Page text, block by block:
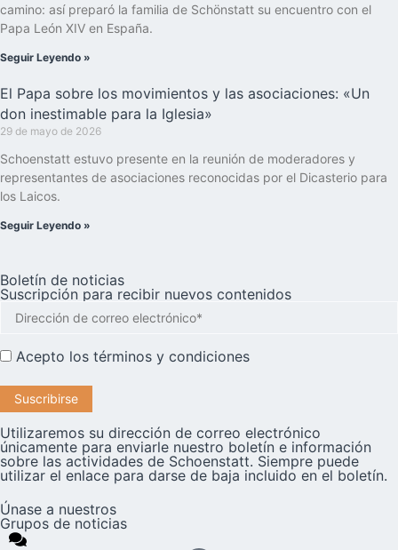
camino: así preparó la familia de Schönstatt su encuentro con el
Papa León XIV en España.
Seguir Leyendo »
El Papa sobre los movimientos y las asociaciones: «Un
don inestimable para la Iglesia»
29 de mayo de 2026
Schoenstatt estuvo presente en la reunión de moderadores y
representantes de asociaciones reconocidas por el Dicasterio para
los Laicos.
Seguir Leyendo »
Boletín de noticias
Suscripción para recibir nuevos contenidos
Acepto los términos y condiciones
Utilizaremos su dirección de correo electrónico
únicamente para enviarle nuestro boletín e información
sobre las actividades de Schoenstatt. Siempre puede
utilizar el enlace para darse de baja incluido en el boletín.
Únase a nuestros
Grupos de noticias